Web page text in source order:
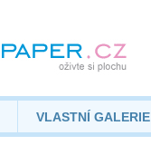
VLASTNÍ GALERIE